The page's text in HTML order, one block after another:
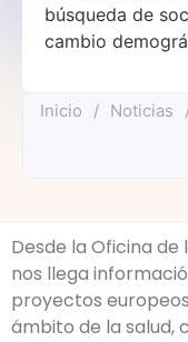
búsqueda de
cambio
Inicio / Noticias
Desde la Oficina de
nos llega
proyectos
ámbito de la salud,